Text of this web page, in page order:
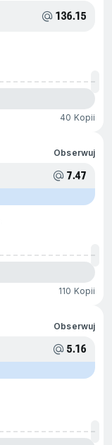
136.15
40 Kopii
Obserwuj
7.47
110 Kopii
Obserwuj
5.16